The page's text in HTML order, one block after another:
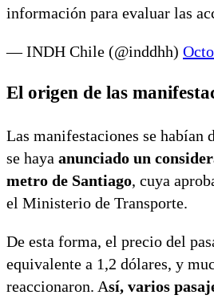
información para evaluar las
— INDH Chile (@inddhh)
El origen de las
Las manifestaciones se habían
se haya anunciado un
metro de Santiago, cuya
el Ministerio de Transporte.
De esta forma, el precio del
equivalente a 1,2 dólares, y
reaccionaron. Así, varios